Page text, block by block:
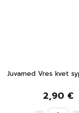
Juvamed Vres kvet
2,90 €